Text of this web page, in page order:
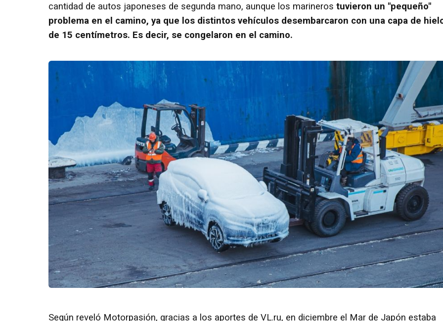
cantidad de autos japoneses de segunda mano, aunque los marineros tuvieron un "pequeño"
problema en el camino, ya que los distintos vehículos desembarcaron con una capa de
de 15 centímetros. Es decir, se congelaron en el camino.
Según reveló Motorpasión, gracias a los aportes de VL.ru, en diciembre el Mar de Japón estaba